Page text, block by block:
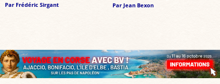
Par Frédéric Sirgant Par Jean Bexon